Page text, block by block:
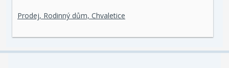
Prodej, Rodinný dům, Chvaletice